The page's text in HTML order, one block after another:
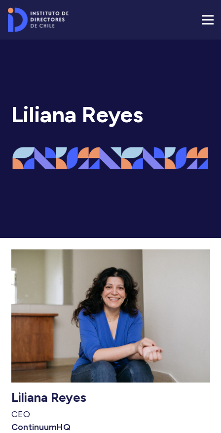
Liliana Reyes
Liliana Reyes
CEO
ContinuumHQ